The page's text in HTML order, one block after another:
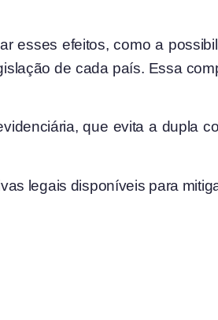
esses efeitos, como a
de cada país. Essa
que evita a dupla
legais disponíveis para